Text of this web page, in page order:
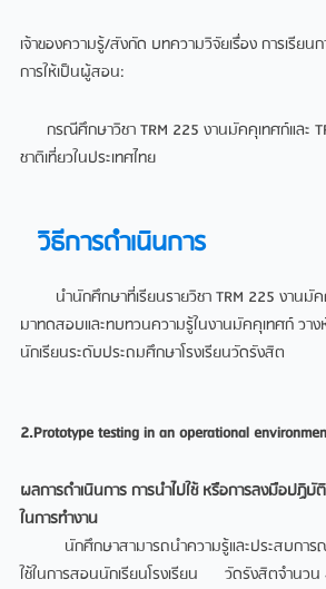
เจ้าของความรู้/สังกัด บทความวิจัยเรื่อง การเรีย
การให้เป็นผู้สอน:
กรณีศึกษาวิชา TRM 225 งานมัคคุเทศก์และ
ชาติเที่ยวในประเทศไทย
วิธีการดำเนินการ
นำนักศึกษาที่เรียนรายวิชา TRM 225 งานมัค
มาทดสอบและทบทวนความรู้ในงานมัคคุเทศก์ วา
นักเรียนระดับประถมศึกษาโรงเรียนวัดรังสิต
2.Prototype testing in an operational
ผลการดำเนินการ การนำไปใช้ หรือการลงมือปฏิ
ในการทำงาน
นักศึกษาสามารถนำความรู้และประสบการ
ใช้ในการสอนนักเรียนโรงเรียน วัดรังสิตจำนวน